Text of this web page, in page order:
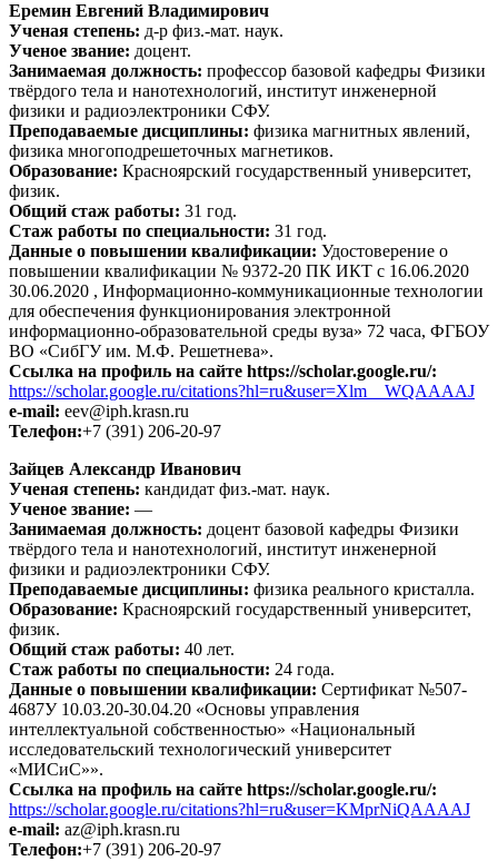
Еремин Евгений Владимирович
Ученая степень: д-р физ.-мат. наук.
Ученое звание: доцент.
Занимаемая должность: профессор базовой кафедры Физики
твёрдого тела и нанотехнологий, институт инженерной
физики и радиоэлектроники СФУ.
Преподаваемые дисциплины: физика магнитных явлений,
физика многоподрешеточных магнетиков.
Образование: Красноярский государственный университет,
физик.
Общий стаж работы: 31 год.
Стаж работы по специальности: 31 год.
Данные о повышении квалификации: Удостоверение о
повышении квалификации № 9372-20 ПК ИКТ с 16.06.2020
30.06.2020 , Информационно-коммуникационные технологии
для обеспечения функционирования электронной
информационно-образовательной среды вуза» 72 часа, ФГБОУ
ВО «СибГУ им. М.Ф. Решетнева».
Ссылка на профиль на сайте https://scholar.google.ru/:
https://scholar.google.ru/citations?hl=ru&user=Xlm__WQAAAAJ
e-mail: eev@iph.krasn.ru
Телефон:+7 (391) 206-20-97
Зайцев Александр Иванович
Ученая степень: кандидат физ.-мат. наук.
Ученое звание: —
Занимаемая должность: доцент базовой кафедры Физики
твёрдого тела и нанотехнологий, институт инженерной
физики и радиоэлектроники СФУ.
Преподаваемые дисциплины: физика реального кристалла.
Образование: Красноярский государственный университет,
физик.
Общий стаж работы: 40 лет.
Стаж работы по специальности: 24 года.
Данные о повышении квалификации: Сертификат №507-
4687У 10.03.20-30.04.20 «Основы управления
интеллектуальной собственностью» «Национальный
исследовательский технологический университет
«МИСиС»».
Ссылка на профиль на сайте https://scholar.google.ru/:
https://scholar.google.ru/citations?hl=ru&user=KMprNiQAAAAJ
e-mail: az@iph.krasn.ru
Телефон:+7 (391) 206-20-97